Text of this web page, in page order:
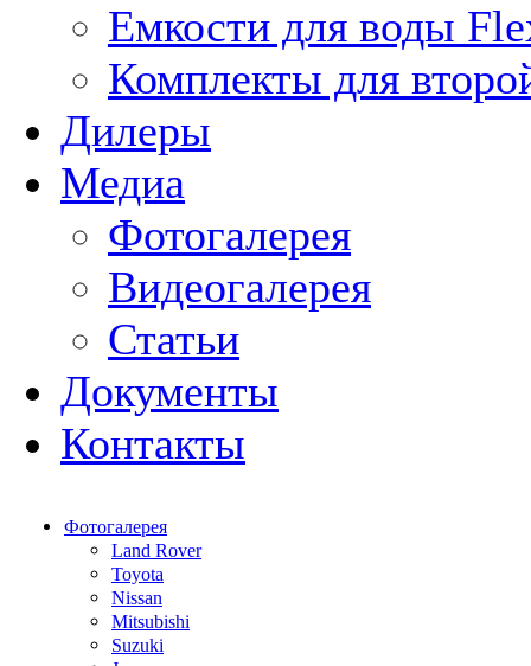
Емкости для воды
Комплекты для
Дилеры
Медиа
Фотогалерея
Видеогалерея
Статьи
Документы
Контакты
Фотогалерея
Land Rover
Toyota
Nissan
Mitsubishi
Suzuki